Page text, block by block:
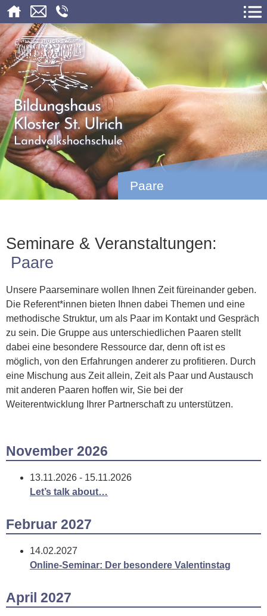
Paare
Seminare & Veranstaltungen:
Paare
Unsere Paarseminare wollen Ihnen Zeit füreinander geben.
Die Referent*innen bieten Ihnen dabei Themen und eine
methodische Struktur, um als Paar im Kontakt und Gespräch
zu sein. Die Gruppe aus unterschiedlichen Paaren stellt
dabei eine besondere Ressource dar, denn oft ist es
möglich, von den Erfahrungen anderer zu profitieren. Durch
eine Mischung aus Zeit allein, Zeit als Paar und Austausch
mit anderen Paaren hoffen wir, Sie bei der
Weiterentwicklung Ihrer Partnerschaft zu unterstützen.
November 2026
13.11.2026 - 15.11.2026
Let’s talk about…
Februar 2027
14.02.2027
Online-Seminar: Der besondere Valentinstag
April 2027